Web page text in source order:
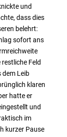
und
dass dies
belehrt:
sofort ans
Feld
dem Leib
klaren
hatte er
und
im
kurzer Pause